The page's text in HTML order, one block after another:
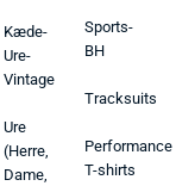
Kæde-
Ure-
Vintage
Ure
(Herre,
Dame,
Sports-
BH
Tracksuits
Performance
T-shirts